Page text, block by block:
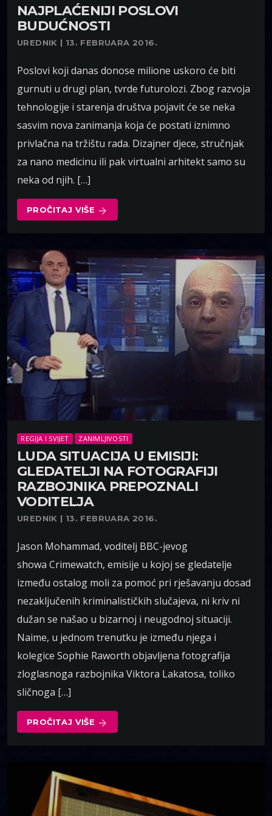
NAJPLAĆENIJI POSLOVI
BUDUĆNOSTI
UREDNIK | 13. FEBRUARA 2016.
Poslovi koji danas donose milione uskoro će biti
gurnuti u drugi plan, tvrde futurolozi. Zbog razvoja
tehnologije i starenja društva pojavit će se neka
sasvim nova zanimanja koja će postati iznimno
privlačna na tržištu rada. Dizajner djece, stručnjak
za nano medicinu ili pak virtualni arhitekt samo su
neka od njih. […]
PROČITAJ VIŠE arrow_forward
REGIJA I SVIJET ZANIMLJIVOSTI
LUDA SITUACIJA U EMISIJI:
GLEDATELJI NA FOTOGRAFIJI
RAZBOJNIKA PREPOZNALI
VODITELJA
UREDNIK | 13. FEBRUARA 2016.
Jason Mohammad, voditelj BBC-jevog
showa Crimewatch, emisije u kojoj se gledatelje
između ostalog moli za pomoć pri rješavanju dosad
nezaključenih kriminalističkih slučajeva, ni kriv ni
dužan se našao u bizarnoj i neugodnoj situaciji.
Naime, u jednom trenutku je između njega i
kolegice Sophie Raworth objavljena fotografija
zloglasnoga razbojnika Viktora Lakatosa, toliko
sličnoga […]
PROČITAJ VIŠE arrow_forward